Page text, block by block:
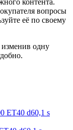
контента.
вопросы
её по своему
изменив одну